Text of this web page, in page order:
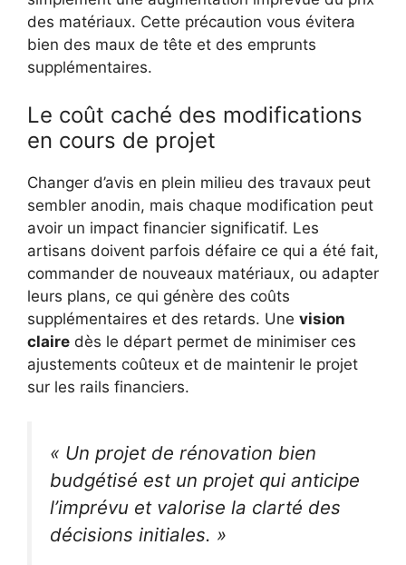
des matériaux. Cette précaution vous évitera
bien des maux de tête et des emprunts
supplémentaires.
Le coût caché des modifications
en cours de projet
Changer d’avis en plein milieu des travaux peut
sembler anodin, mais chaque modification peut
avoir un impact financier significatif. Les
artisans doivent parfois défaire ce qui a été fait,
commander de nouveaux matériaux, ou adapter
leurs plans, ce qui génère des coûts
supplémentaires et des retards. Une vision
claire dès le départ permet de minimiser ces
ajustements coûteux et de maintenir le projet
sur les rails financiers.
« Un projet de rénovation bien
budgétisé est un projet qui anticipe
l’imprévu et valorise la clarté des
décisions initiales. »